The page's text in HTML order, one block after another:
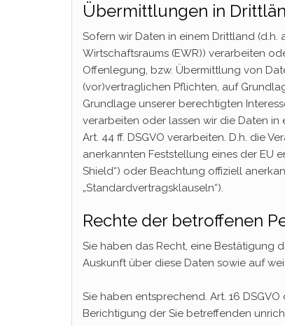
Übermittlungen in
Sofern wir Daten in einem Drittland
Wirtschaftsraums (EWR)) verarbeiten
Offenlegung, bzw. Übermittlung von
(vor)vertraglichen Pflichten, auf
Grundlage unserer berechtigten
verarbeiten oder lassen wir die Daten
Art. 44 ff. DSGVO verarbeiten. D.h. die
anerkannten Feststellung eines der EU
Shield“) oder Beachtung offiziell
„Standardvertragsklauseln“).
Rechte der betroffenen
Sie haben das Recht, eine Bestätigung
Auskunft über diese Daten sowie auf
Sie haben entsprechend. Art. 16
Berichtigung der Sie betreffenden